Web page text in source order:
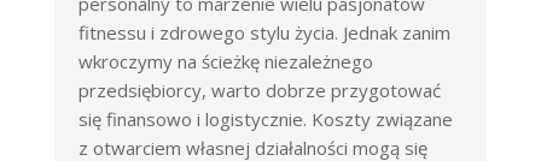
fitnessu i zdrowego stylu życia. Jednak zanim
wkroczymy na ścieżkę niezależnego
przedsiębiorcy, warto dobrze przygotować
się finansowo i logistycznie. Koszty związane
z otwarciem własnej działalności mogą się